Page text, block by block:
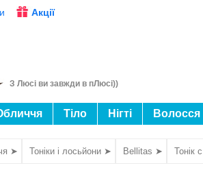
Акції
З Люсі ви завжди в пЛюсі))
Тіло Нігті Волосся
➤ Тоніки і лосьйони ➤ Bellitas ➤ Тонік